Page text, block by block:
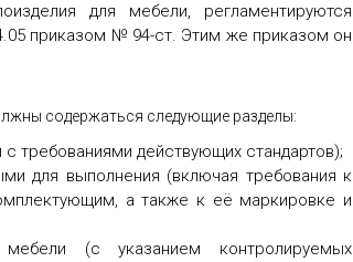
для мебели, регламентируются
приказом № 94-ст. Этим же приказом он
содержаться следующие разделы:
требованиями действующих стандартов);
для выполнения (включая требования к
а также к её маркировке и
(с указанием контролируемых